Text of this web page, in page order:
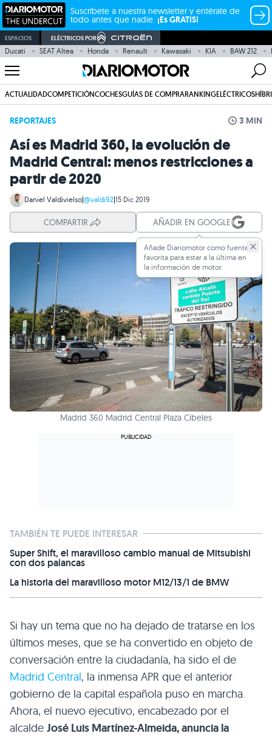
Suscríbete a nuestra newsletter y entérate de
todo antes que nadie. ¡Es GRATIS!
ESPACIOS ELÉCTRICOS POR
Ducati SEAT Altea Honda Renault Kawasaki KIA BAW 212
ACTUALIDADCOMPETICIÓNCOCHESGUÍAS DE COMPRARANKINGELÉCTRICOS
REPORTAJES 3 MIN
Así es Madrid 360, la evolución de
Madrid Central: menos restricciones a
partir de 2020
Daniel Valdivielso|@valdi92|15 Dic 2019
COMPARTIR AÑADIR EN GOOGLE
Añade Diariomotor como fuente
favorita para estar a la última en
la información de motor.
Madrid 360 Madrid Central Plaza Cibeles
TAMBIÉN TE PUEDE INTERESAR
Super Shift, el maravilloso cambio manual de Mitsubishi
con dos palancas
La historia del maravilloso motor M12/13/1 de BMW
Si hay un tema que no ha dejado de tratarse en los
últimos meses, que se ha convertido en objeto de
conversación entre la ciudadanía, ha sido el de
Madrid Central, la inmensa APR que el anterior
gobierno de la capital española puso en marcha.
Ahora, el nuevo ejecutivo, encabezado por el
alcalde José Luis Martínez-Almeida, anuncia la